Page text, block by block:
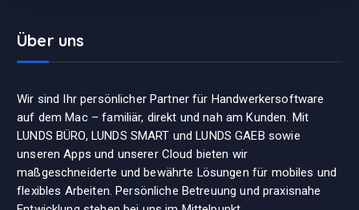
Über uns
Wir sind Ihr persönlicher Partner für Handwerkersoftware
auf dem Mac – familiär, direkt und nah am Kunden. Mit
LUNDS BÜRO, LUNDS SMART und LUNDS GAEB sowie
unseren Apps und unserer Cloud bieten wir
maßgeschneiderte und bewährte Lösungen für mobiles und
flexibles Arbeiten. Persönliche Betreuung und praxisnahe